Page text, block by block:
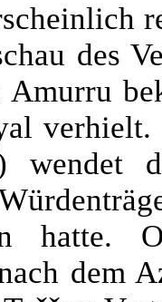
des
Amurru
verhielt.
hatte.
dem